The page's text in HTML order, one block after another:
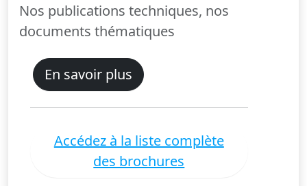
Nos publications techniques, nos
documents thématiques
En savoir plus
Accédez à la liste complète
des brochures